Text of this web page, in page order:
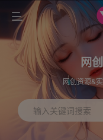
网
网创资源&
输入关键词搜索